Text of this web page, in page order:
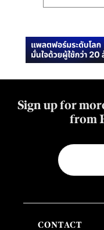
Sign up for
from
CONTACT